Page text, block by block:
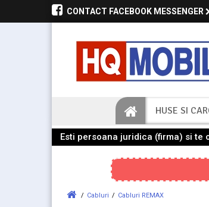
CONTACT FACEBOOK MESSENGER
HUSE SI
Esti persoana juridica (firma) si te
/ Cabluri / Cabluri REMAX